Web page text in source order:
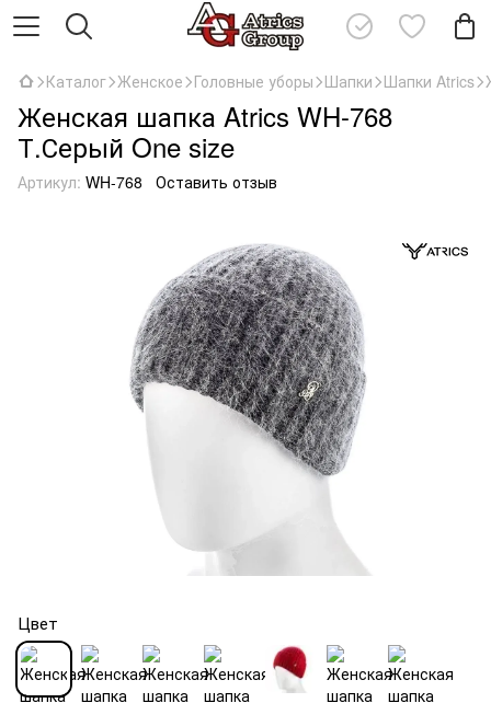
Каталог Женское Головные уборы Шапки Шапки Atrics
Женская шапка Atrics WH-768
Т.Серый One size
Артикул: WH-768 Оставить отзыв
Цвет